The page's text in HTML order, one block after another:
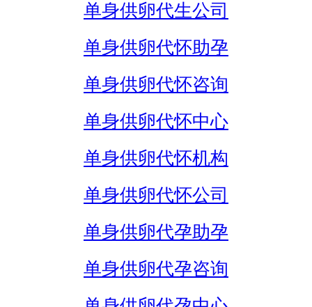
单身供卵代生公司
单身供卵代怀助孕
单身供卵代怀咨询
单身供卵代怀中心
单身供卵代怀机构
单身供卵代怀公司
单身供卵代孕助孕
单身供卵代孕咨询